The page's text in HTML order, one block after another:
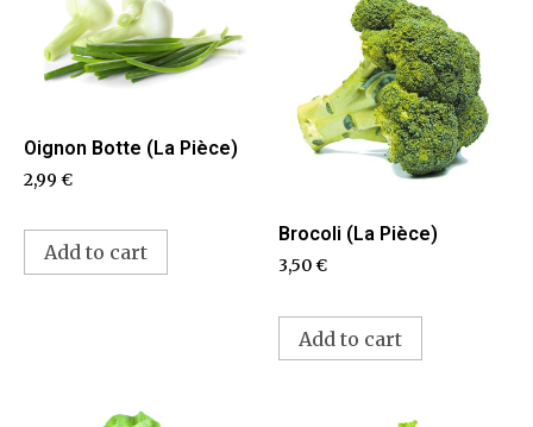
Oignon Botte (La Pièce)
2,99 €
Add to cart
Brocoli (La Pièce)
3,50€
Add to cart